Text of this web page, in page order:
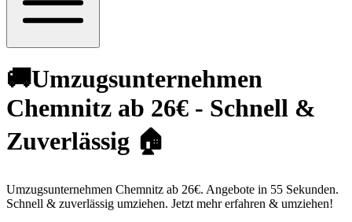
🚚Umzugsunternehmen
Chemnitz ab 26€ - Schnell &
Zuverlässig 🏠
Umzugsunternehmen Chemnitz ab 26€. Angebote in 55 Sekunden.
Schnell & zuverlässig umziehen. Jetzt mehr erfahren & umziehen!